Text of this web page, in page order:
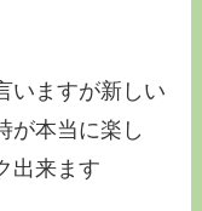
いますが新しい
が本当に楽し
出来ます